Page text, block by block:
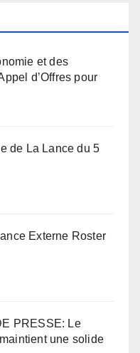
et des
d’Offres pour
de La Lance du 5
Externe Roster
PRESSE: Le
une solide